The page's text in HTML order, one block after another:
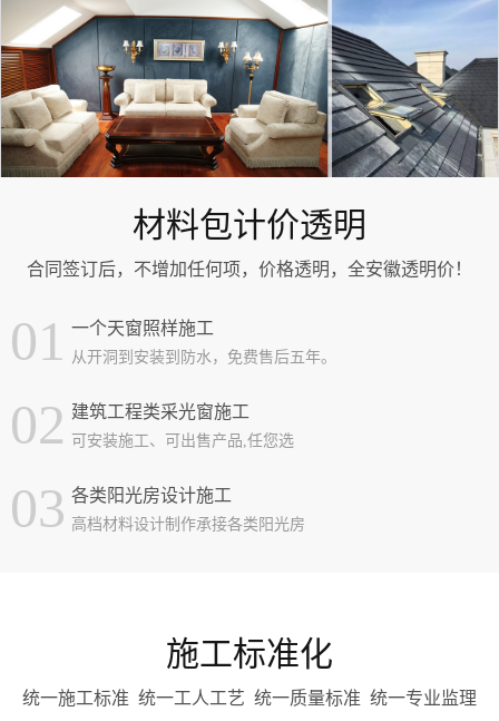
材料包计价透明
合同签订后，不增加任何项，价格透明，全安徽透明价！
01 一个天窗照样施工
从开洞到安装到防水，免费售后五年。
02 建筑工程类采光窗施工
可安装施工、可出售产品,任您选
03 各类阳光房设计施工
高档材料设计制作承接各类阳光房
施工标准化
统一施工标准 统一工人工艺 统一质量标准 统一专业监理